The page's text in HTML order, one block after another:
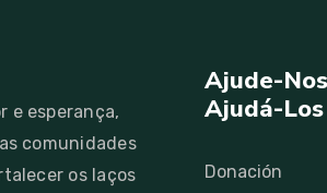
e esperança,
comunidades
os laços
Ajude-
Ajudá-Los
Donación